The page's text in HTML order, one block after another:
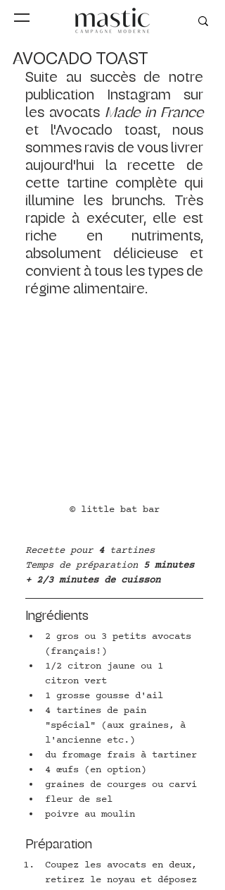
AVOCADO TOAST
Suite au succès de notre
publication Instagram sur
les avocats Made in France
et l'Avocado toast, nous
sommes ravis de vous livrer
aujourd'hui la recette de
cette tartine complète qui
illumine les brunchs. Très
rapide à exécuter, elle est
riche en nutriments,
absolument délicieuse et
convient à tous les types de
régime alimentaire.
© little bat bar
Recette pour 4 tartines
Temps de préparation 5 minutes
+ 2/3 minutes de cuisson
Ingrédients
2 gros ou 3 petits avocats
(français!)
1/2 citron jaune ou 1
citron vert
1 grosse gousse d'ail
4 tartines de pain
"spécial" (aux graines, à
l'ancienne etc.)
du fromage frais à tartiner
4 œufs (en option)
graines de courges ou carvi
fleur de sel
poivre au moulin
Préparation
Coupez les avocats en deux,
retirez le noyau et déposez